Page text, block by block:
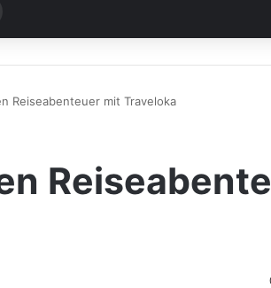
Reiseabenteuer mit Traveloka